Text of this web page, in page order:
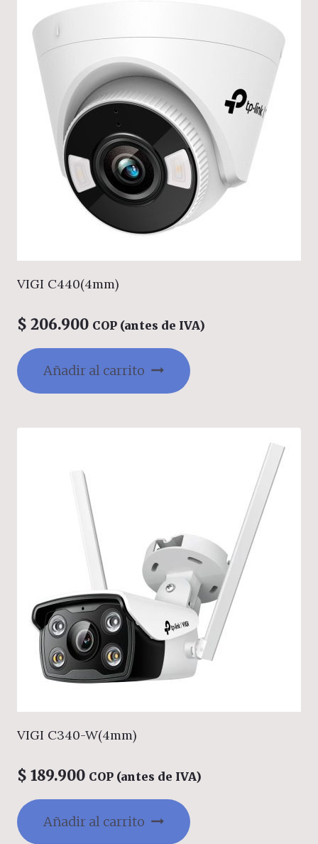
VIGI C440(4mm)
$ 206.900 COP (antes de IVA)
Añadir al carrito
VIGI C340-W(4mm)
$ 189.900 COP (antes de IVA)
Añadir al carrito